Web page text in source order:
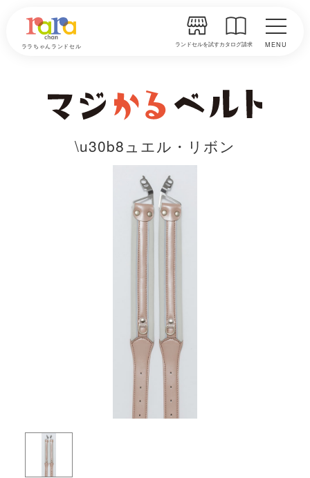
ララちゃんランドセル ランドセルを試すカタログ請求 MENU
\u30b8ュエル・リボン